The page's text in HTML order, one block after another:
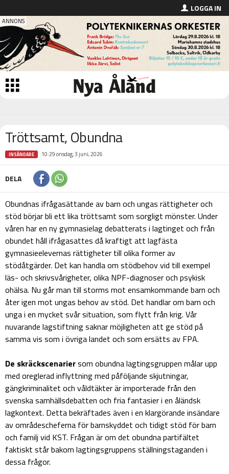
LOGGA IN
Tröttsamt, Obundna
INSÄNDARE 10:29 onsdag, 3 juni, 2026
DELA
Obundnas ifrågasättande av barn och ungas rättigheter och
stöd börjar bli ett lika tröttsamt som sorgligt mönster. Under
våren har en ny gymnasielag debatterats i lagtinget och från
obundet håll ifrågasattes då kraftigt att lagfästa
gymnasieelevernas rättigheter till olika former av
stödåtgärder. Det kan handla om stödbehov vid till exempel
läs- och skrivsvårigheter, olika NPF-diagnoser och psykisk
ohälsa. Nu går man till storms mot ensamkommande barn och
åter igen mot ungas behov av stöd. Det handlar om barn och
unga i en mycket svår situation, som flytt från krig. Vår
nuvarande lagstiftning saknar möjligheten att ge stöd på
samma vis som i övriga landet och som ersätts av FPA.
De skräckscenariersom obundna lagtingsgruppen målar upp
med oreglerad inflyttning med påföljande skjutningar,
gängkriminalitet och våldtäkter är importerade från den
svenska samhällsdebatten och fria fantasier i en åländsk
lagkontext. Detta bekräftades även i en klargörande insändare
av områdescheferna för barnskyddet och tidigt stöd för barn
och familj vid KST. Frågan är om det obundna partifältet
faktiskt står bakom lagtingsgruppens ställningstaganden i
dessa frågor.